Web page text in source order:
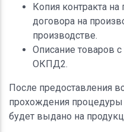
Копия контракта на
договора на
производстве.
Описание товаров
ОКПД2.
После предоставления
прохождения процедуры
будет выдано на